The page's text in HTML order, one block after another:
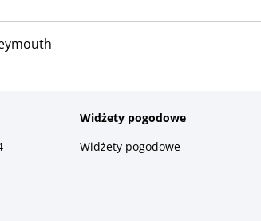
Widżety pogodowe
Widżety pogodowe